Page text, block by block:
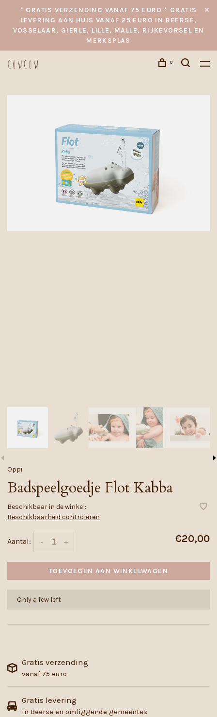
* GRATIS VERZENDING VANAF 75 EURO * GRATIS
LEVERING AAN HUIS VANAF 25 EURO IN BEERSE,
VOSSELAAR, GIERLE, LILLE, MALLE, RIJKEVORSEL EN
MERKSPLAS
0
Oppi
Badspeelgoedje Flot Kabba
Beschikbaar in de winkel:
Beschikbaarheid controleren
Aantal: +
- €20,00
TOEVOEGEN AAN WINKELWAGEN
Only a few left
Gratis verzending
vanaf 75 euro
Gratis levering
in Beerse en omliggende gemeentes